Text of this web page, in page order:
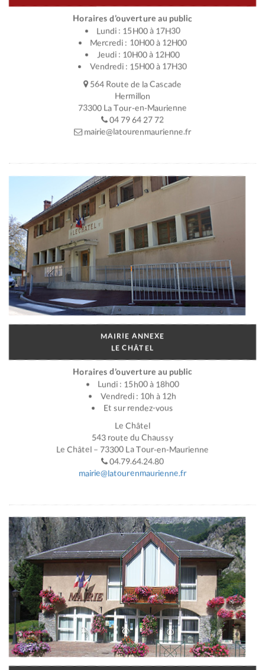
Horaires d’ouverture au public
Lundi : 15H00 à 17H30
Mercredi : 10H00 à 12H00
Jeudi : 10H00 à 12H00
Vendredi : 15H00 à 17H30
564 Route de la Cascade
Hermillon
73300 La Tour-en-Maurienne
04 79 64 27 72
mairie@latourenmaurienne.fr
MAIRIE ANNEXE
LE CHÂTEL
Horaires d’ouverture au public
Lundi : 15h00 à 18h00
Vendredi : 10h à 12h
Et sur rendez-vous
Le Châtel
543 route du Chaussy
Le Châtel – 73300 La Tour-en-Maurienne
04.79.64.24.80
mairie@latourenmaurienne.fr